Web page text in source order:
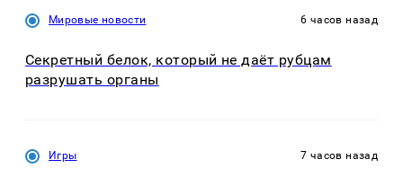
Мировые новости 6 часов назад
Секретный белок, который не даёт рубцам
разрушать органы
Игры 7 часов назад